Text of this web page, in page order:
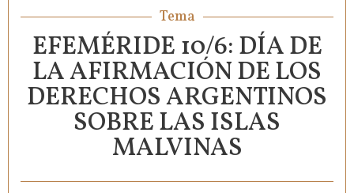
Tema
EFEMÉRIDE 10/6: DÍA DE
LA AFIRMACIÓN DE LOS
DERECHOS ARGENTINOS
SOBRE LAS ISLAS
MALVINAS